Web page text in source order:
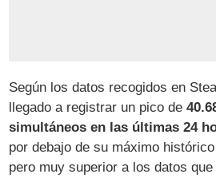
Según los datos recogidos en
llegado a registrar un pico de
simultáneos en las últimas 24
por debajo de su máximo
pero muy superior a los datos